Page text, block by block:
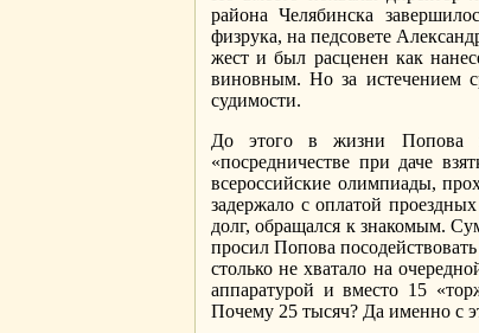
района Челябинска
физрука, на педсовете
жест и был расценен как
виновным. Но за истечением
судимости.
До этого в жизни Попова
«посредничестве при даче
всероссийские олимпиады,
задержало с оплатой
долг, обращался к знакомым.
просил Попова
столько не хватало на
аппаратурой и вместо 15
Почему 25 тысяч? Да именно с